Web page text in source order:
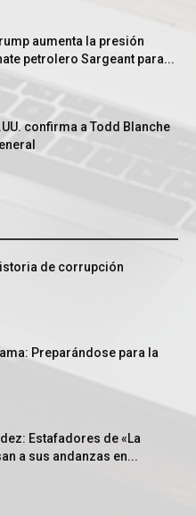
aumenta la presión
petrolero Sargeant para...
confirma a Todd Blanche
de corrupción
Preparándose para la
Estafadores de «La
a sus andanzas en...